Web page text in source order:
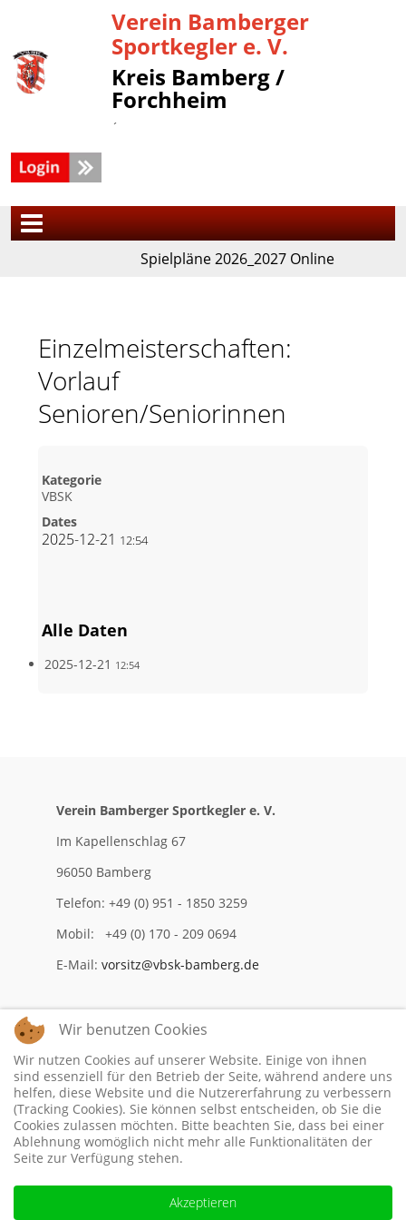
Verein Bamberger
Sportkegler e. V.
Kreis Bamberg /
Forchheim
´
Spielpläne 2026_2027 Online
Einzelmeisterschaften:
Vorlauf
Senioren/Seniorinnen
Kategorie
VBSK
Dates
2025-12-21 12:54
Alle Daten
2025-12-21 12:54
Verein Bamberger Sportkegler e. V.
Im Kapellenschlag 67
96050 Bamberg
Telefon: +49 (0) 951 - 1850 3259
Mobil: +49 (0) 170 - 209 0694
E-Mail: vorsitz@vbsk-bamberg.de
Impressum
Datenschutzerklärung
Wir benutzen Cookies
Wir nutzen Cookies auf unserer Website. Einige von ihnen
sind essenziell für den Betrieb der Seite, während andere uns
helfen, diese Website und die Nutzererfahrung zu verbessern
(Tracking Cookies). Sie können selbst entscheiden, ob Sie die
Cookies zulassen möchten. Bitte beachten Sie, dass bei einer
Ablehnung womöglich nicht mehr alle Funktionalitäten der
Seite zur Verfügung stehen.
Akzeptieren